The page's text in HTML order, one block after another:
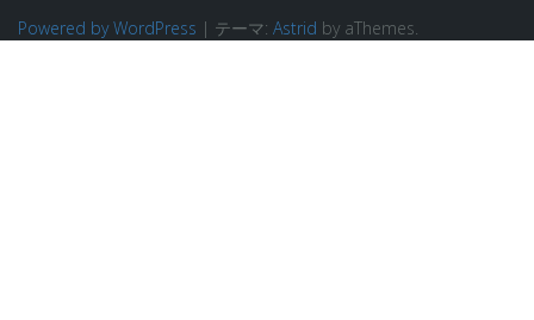
Powered by WordPress | テーマ: Astrid by aThemes.